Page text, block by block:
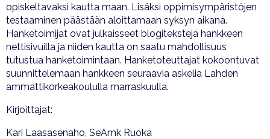
opiskeltavaksi kautta maan. Lisäksi oppimisympäristöjen
testaaminen päästään aloittamaan syksyn aikana.
Hanketoimijat ovat julkaisseet blogitekstejä hankkeen
nettisivuilla ja niiden kautta on saatu mahdollisuus
tutustua hanketoimintaan. Hanketoteuttajat kokoontuvat
suunnittelemaan hankkeen seuraavia askelia Lahden
ammattikorkeakoululla marraskuulla.
Kirjoittajat:
Kari Laasasenaho, SeAmk Ruoka